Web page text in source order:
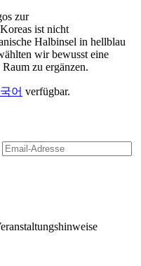
zur
ist nicht
Halbinsel in hellblau
wir bewusst eine
zu ergänzen.
어 verfügbar.